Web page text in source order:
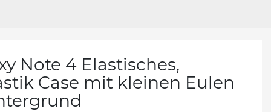
Note 4 Elastisches,
Case mit kleinen Eulen